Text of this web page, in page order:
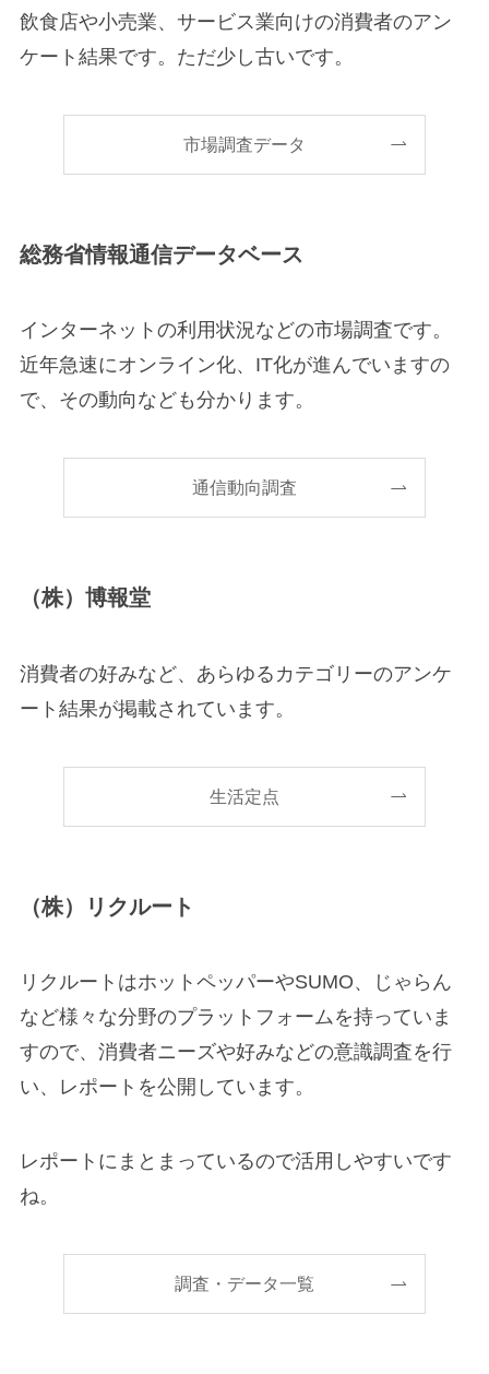
飲食店や小売業、サービス業向けの消費者のアン
ケート結果です。ただ少し古いです。
市場調査データ
総務省情報通信データベース
インターネットの利用状況などの市場調査です。
近年急速にオンライン化、IT化が進んでいますの
で、その動向なども分かります。
通信動向調査
（株）博報堂
消費者の好みなど、あらゆるカテゴリーのアンケ
ート結果が掲載されています。
生活定点
（株）リクルート
リクルートはホットペッパーやSUMO、じゃらん
など様々な分野のプラットフォームを持っていま
すので、消費者ニーズや好みなどの意識調査を行
い、レポートを公開しています。
レポートにまとまっているので活用しやすいです
ね。
調査・データ一覧